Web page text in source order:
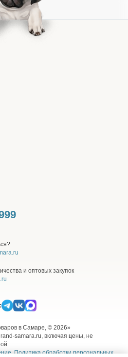
и оптовых закупок
в Самаре, © 2026»
samara.ru, включая цены, не
,Политика обработки персональных